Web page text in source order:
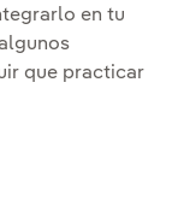
en tu
que practicar